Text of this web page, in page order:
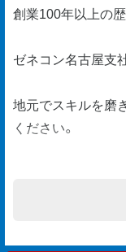
創業100年以上の
ゼネコン名古屋支
地元でスキルを磨
ください。